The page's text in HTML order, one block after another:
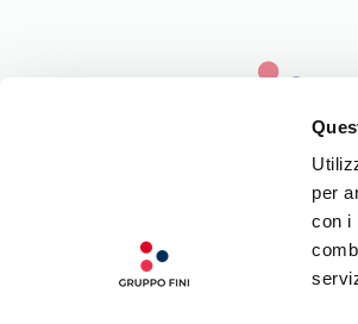
per
con i
LA NOSTRA
CONTATTI